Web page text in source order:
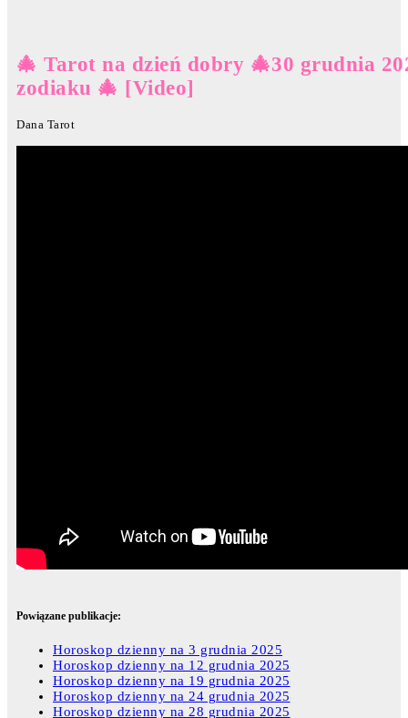
🎄 Tarot na dzień dobry 🎄30 grudnia
zodiaku 🎄 [Video]
Dana Tarot
Powiązane publikacje:
Horoskop dzienny na 3 grudnia 2025
Horoskop dzienny na 12 grudnia 2025
Horoskop dzienny na 19 grudnia 2025
Horoskop dzienny na 24 grudnia 2025
Horoskop dzienny na 28 grudnia 2025